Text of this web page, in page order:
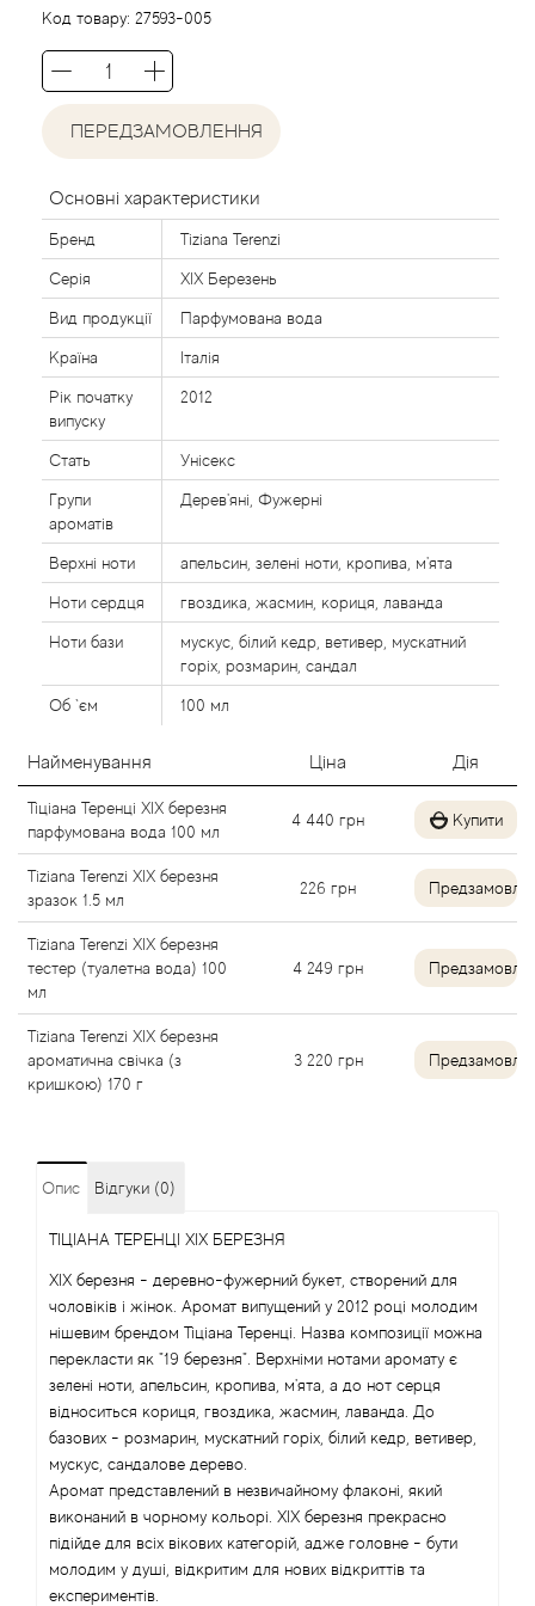
Код товару: 27593-005
ПЕРЕДЗАМОВЛЕННЯ
Основні характеристики
Бренд Tiziana Terenzi
Серія XIX Березень
Вид продукції Парфумована вода
Країна Італія
Рік початку
випуску
2012
Стать Унісекс
Групи
ароматів
Дерев'яні, Фужерні
Верхні ноти апельсин, зелені ноти, кропива, м'ята
Ноти сердця гвоздика, жасмин, кориця, лаванда
Ноти бази
мускус, білий кедр, ветивер, мускатний
горіх, розмарин, сандал
Об `єм 100 мл
Найменування Ціна Дія
Тіціана Теренці XIX березня
парфумована вода 100 мл
4 440 грн Купити
Tiziana Terenzi XIX березня
зразок 1.5 мл
226 грн
Tiziana Terenzi XIX березня
тестер (туалетна вода) 100
мл
4 249 грн
Tiziana Terenzi XIX березня
ароматична свічка (з
кришкою) 170 г
3 220 грн
Опис Відгуки (0)
ТІЦІАНА ТЕРЕНЦІ XIX БЕРЕЗНЯ
XIX березня - деревно-фужерний букет, створений для
чоловіків і жінок. Аромат випущений у 2012 році молодим
нішевим брендом Тіціана Теренці. Назва композиції можна
перекласти як "19 березня". Верхніми нотами аромату є
зелені ноти, апельсин, кропива, м'ята, а до нот серця
відноситься кориця, гвоздика, жасмин, лаванда. До
базових - розмарин, мускатний горіх, білий кедр, ветивер,
мускус, сандалове дерево.
Аромат представлений в незвичайному флаконі, який
виконаний в чорному кольорі. XIX березня прекрасно
підійде для всіх вікових категорій, адже головне - бути
молодим у душі, відкритим для нових відкриттів та
експериментів.
Agent Provocateur
Agonist
Aigner
Aj Arabia (Widian)
Ajmal
Al Haramain
Al Jazeera
Alaia Paris
Alexander McQueen
Alexandre Barthet
Alexandre J
Alfred Dunhill
Alyssa Ashley
American Crew
Amouage
Amouroud
Andre L'Arom
Anna Sui
Annayake
Anne Fontaine
Annick Goutal
Antonia's Flowers
Antonio Banderas
Antonio Puig